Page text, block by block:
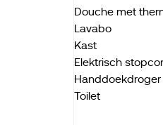
Douche met
Lavabo
Kast
Elektrisch
Handdoekdroger
Toilet